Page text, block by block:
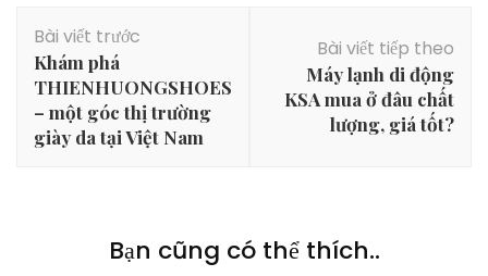
Điều
hướng
bài
viết
Bài viết trước
Khám phá
THIENHUONGSHOES
– một góc thị trường
giày da tại Việt Nam
Bài viết tiếp theo
Máy lạnh di động
KSA mua ở đâu chất
lượng, giá tốt?
Bạn cũng có thể thích..